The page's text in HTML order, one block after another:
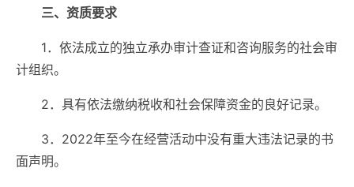
三、资质要求
1．依法成立的独立承办审计查证和咨询服务的社会审
计组织。
2．具有依法缴纳税收和社会保障资金的良好记录。
3． 2022年至今在经营活动中没有重大违法记录的书
面声明。